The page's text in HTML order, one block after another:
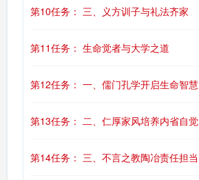
第10任务： 三、义方训子与礼法齐家
第11任务： 生命觉者与大学之道
第12任务： 一、儒门孔学开启生命智慧
第13任务： 二、仁厚家风培养内省自觉
第14任务： 三、不言之教陶冶责任担当